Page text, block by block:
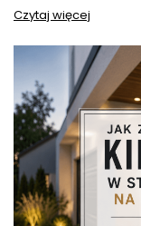
Czytaj więcej